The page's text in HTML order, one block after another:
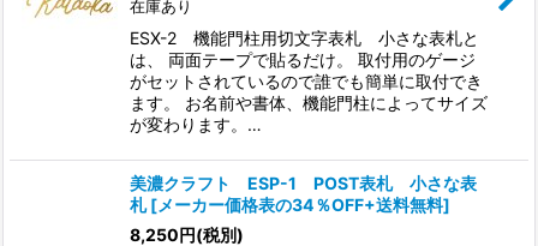
在庫あり
ESX-2 機能門柱用切文字表札 小さな表札と
は、 両面テープで貼るだけ。 取付用のゲージ
がセットされているので誰でも簡単に取付でき
ます。 お名前や書体、機能門柱によってサイズ
が変わります。…
美濃クラフト ESP-1 POST表札 小さな表
札 [メーカー価格表の34％OFF+送料無料]
8,250円(税別)